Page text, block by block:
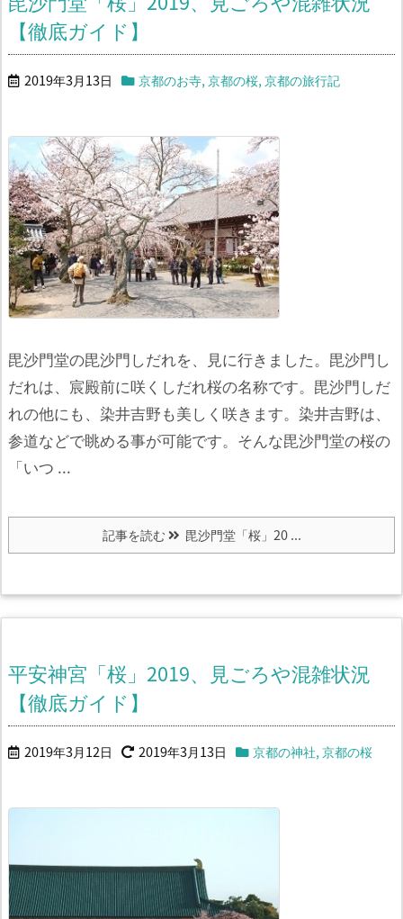
【徹底ガイド】
2019年3月13日 京都のお寺,京都の桜,京都の旅行記
毘沙門堂の毘沙門しだれを、見に行きました。毘沙門し
だれは、宸殿前に咲くしだれ桜の名称です。 毘沙門しだ
れの他にも、染井吉野も美しく咲きます。染井吉野は、
参道などで眺める事が可能です。 そんな毘沙門堂の桜の
「いつ ...
記事を読む 毘沙門堂「桜」20 ...
平安神宮「桜」2019、見ごろや混雑状況
【徹底ガイド】
2019年3月12日 2019年3月13日 京都の神社,京都の桜